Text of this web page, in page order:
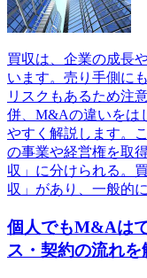
買収は、企業の成長
います。売り手側に
リスクもあるため注
併、M&Aの違いをは
やすく解説します。
の事業や経営権を取
収」に分けられる。
収」があり、一般的
個人でもM&Aは
ス・契約の流れを